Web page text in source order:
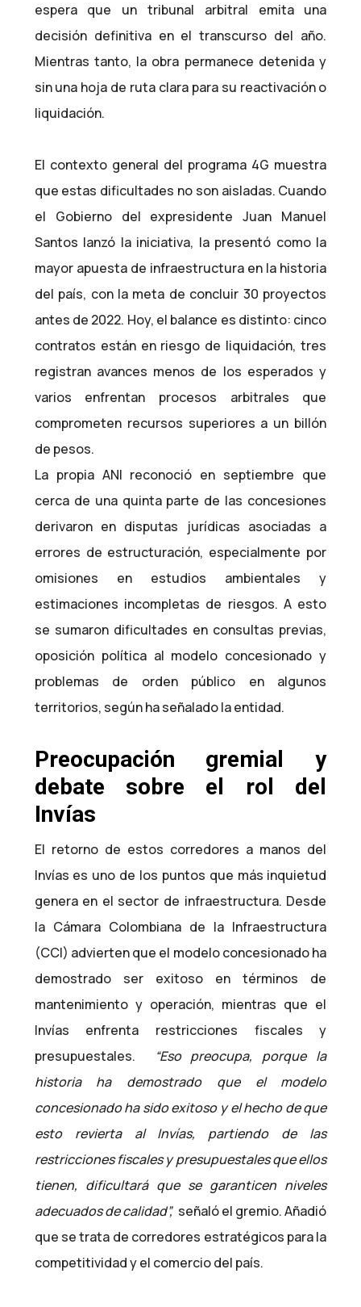
espera que un tribunal arbitral emita una
decisión definitiva en el transcurso del año.
Mientras tanto, la obra permanece detenida y
sin una hoja de ruta clara para su reactivación o
liquidación.
El contexto general del programa 4G muestra
que estas dificultades no son aisladas. Cuando
el Gobierno del expresidente Juan Manuel
Santos lanzó la iniciativa, la presentó como la
mayor apuesta de infraestructura en la historia
del país, con la meta de concluir 30 proyectos
antes de 2022. Hoy, el balance es distinto: cinco
contratos están en riesgo de liquidación, tres
registran avances menos de los esperados y
varios enfrentan procesos arbitrales que
comprometen recursos superiores a un billón
de pesos.
La propia ANI reconoció en septiembre que
cerca de una quinta parte de las concesiones
derivaron en disputas jurídicas asociadas a
errores de estructuración, especialmente por
omisiones en estudios ambientales y
estimaciones incompletas de riesgos. A esto
se sumaron dificultades en consultas previas,
oposición política al modelo concesionado y
problemas de orden público en algunos
territorios, según ha señalado la entidad.
Preocupación gremial y
debate sobre el rol del
Invías
El retorno de estos corredores a manos del
Invías es uno de los puntos que más inquietud
genera en el sector de infraestructura. Desde
la Cámara Colombiana de la Infraestructura
(CCI) advierten que el modelo concesionado ha
demostrado ser exitoso en términos de
mantenimiento y operación, mientras que el
Invías enfrenta restricciones fiscales y
presupuestales.
“Eso preocupa, porque la
historia ha demostrado que el modelo
concesionado ha sido exitoso y el hecho de que
esto revierta al Invías, partiendo de las
restricciones fiscales y presupuestales que ellos
tienen, dificultará que se garanticen niveles
adecuados de calidad”, señaló el gremio. Añadió
que se trata de corredores estratégicos para la
competitividad y el comercio del país.